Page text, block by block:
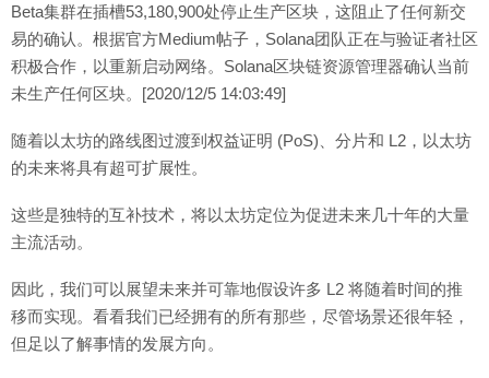
Beta集群在插槽53,180,900处停止生产区块，这阻止了任何新交
易的确认。根据官方Medium帖子，Solana团队正在与验证者社区
积极合作，以重新启动网络。Solana区块链资源管理器确认当前
未生产任何区块。[2020/12/5 14:03:49]
随着以太坊的路线图过渡到权益证明 (PoS)、分片和 L2，以太坊
的未来将具有超可扩展性。
这些是独特的互补技术，将以太坊定位为促进未来几十年的大量
主流活动。
因此，我们可以展望未来并可靠地假设许多 L2 将随着时间的推
移而实现。看看我们已经拥有的所有那些，尽管场景还很年轻，
但足以了解事情的发展方向。